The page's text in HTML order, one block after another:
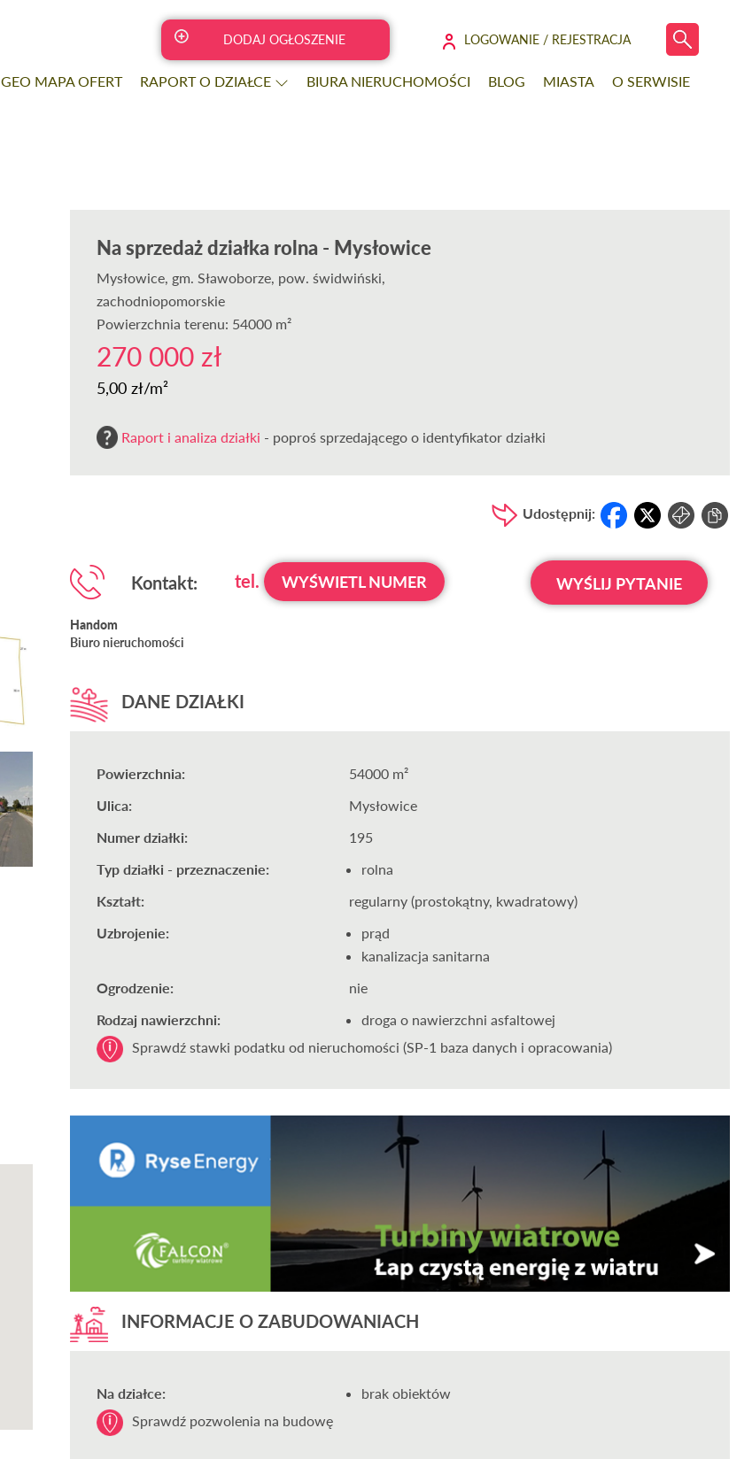
DODAJ OGŁOSZENIE LOGOWANIE / REJESTRACJA
GEO MAPA OFERT RAPORT O DZIAŁCE BIURA NIERUCHOMOŚCI BLOG MIASTA O SERWISIE
Na sprzedaż działka rolna - Mysłowice
Mysłowice, gm. Sławoborze, pow. świdwiński,
zachodniopomorskie
Powierzchnia terenu: 54000 m²
270 000 zł
5,00 zł/m²
Raport i analiza działki - poproś sprzedającego o identyfikator działki
Udostępnij:
Kontakt: tel. WYŚWIETL NUMER WYŚLIJ PYTANIE
Handom
Biuro nieruchomości
DANE DZIAŁKI
Powierzchnia:
54000 m²
Ulica:
Mysłowice
Numer działki:
195
Typ działki - przeznaczenie:
rolna
Kształt:
regularny (prostokątny, kwadratowy)
Uzbrojenie:
prąd
kanalizacja sanitarna
Ogrodzenie:
nie
Rodzaj nawierzchni:
droga o nawierzchni asfaltowej
Sprawdź stawki podatku od nieruchomości (SP-1 baza danych i opracowania)
INFORMACJE O ZABUDOWANIACH
Na działce:
brak obiektów
Sprawdź pozwolenia na budowę